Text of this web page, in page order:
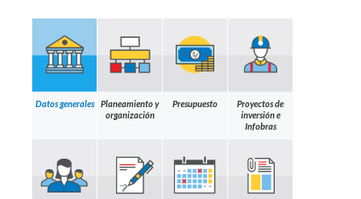
Datos generales
Planeamiento y
organización
Presupuesto
Proyectos de
inversión e
Infobras